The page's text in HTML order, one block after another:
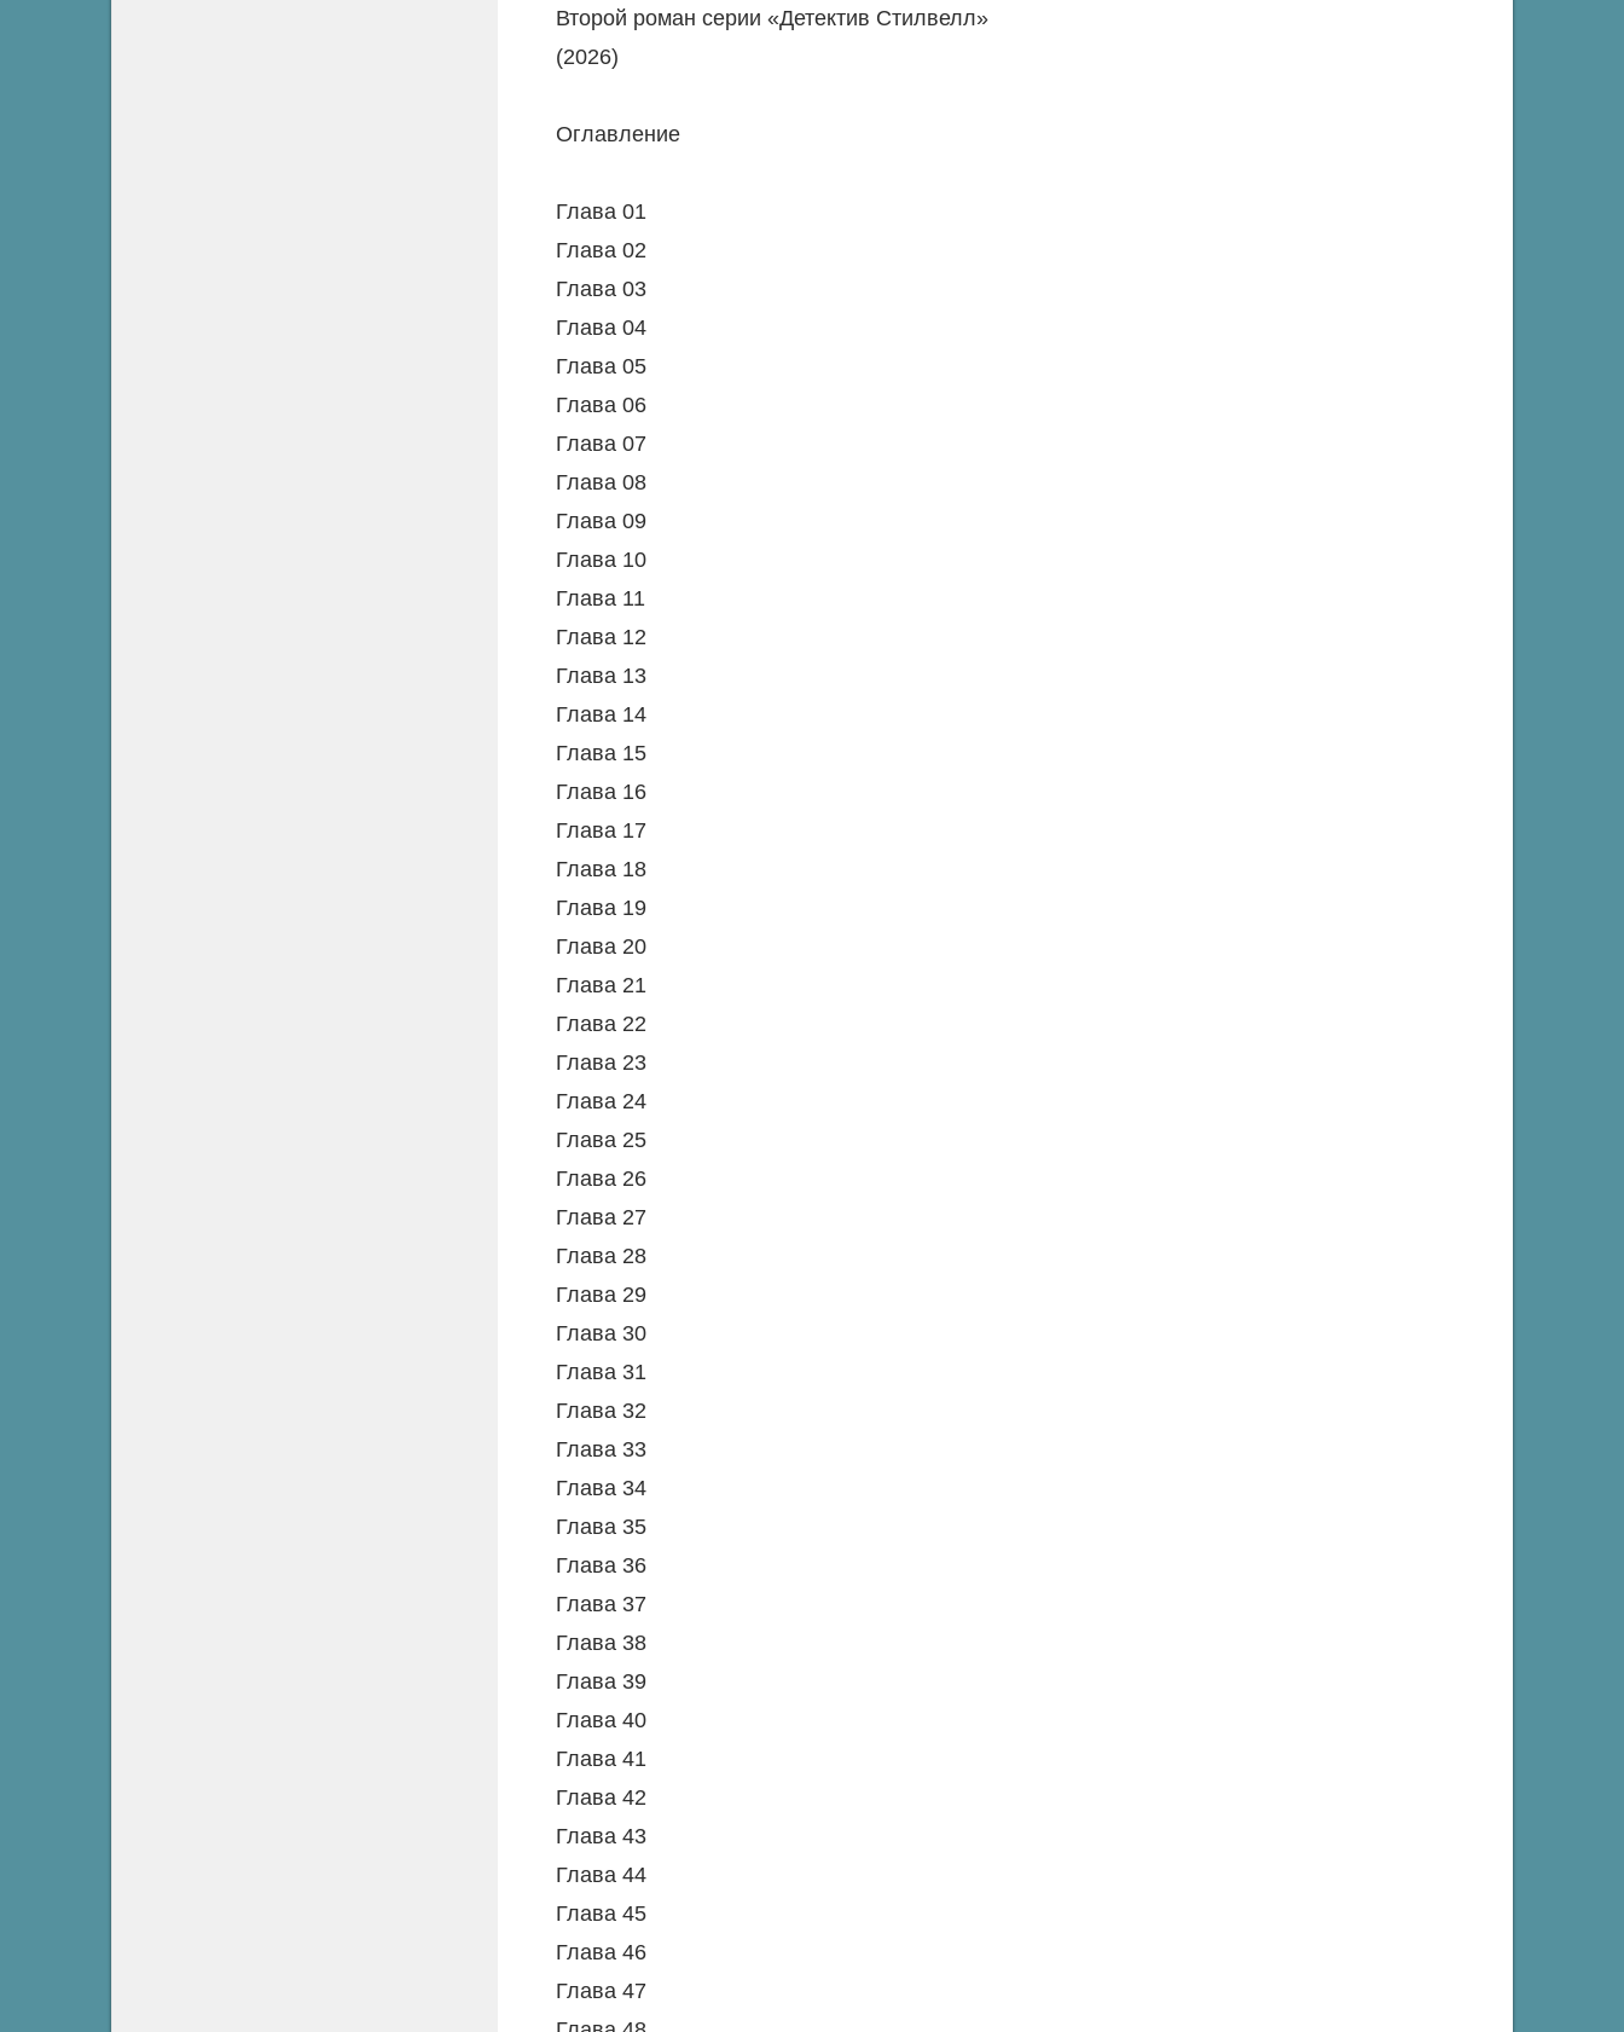
Второй роман серии «Детектив Стилвелл»
(2026)
Оглавление
Глава 01
Глава 02
Глава 03
Глава 04
Глава 05
Глава 06
Глава 07
Глава 08
Глава 09
Глава 10
Глава 11
Глава 12
Глава 13
Глава 14
Глава 15
Глава 16
Глава 17
Глава 18
Глава 19
Глава 20
Глава 21
Глава 22
Глава 23
Глава 24
Глава 25
Глава 26
Глава 27
Глава 28
Глава 29
Глава 30
Глава 31
Глава 32
Глава 33
Глава 34
Глава 35
Глава 36
Глава 37
Глава 38
Глава 39
Глава 40
Глава 41
Глава 42
Глава 43
Глава 44
Глава 45
Глава 46
Глава 47